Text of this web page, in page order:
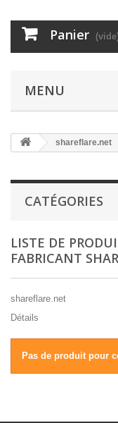
Panier
MENU
shareflare.net
CATÉGORIES
LISTE DE
FABRICANT
shareflare.net
Détails
Pas de produit pour